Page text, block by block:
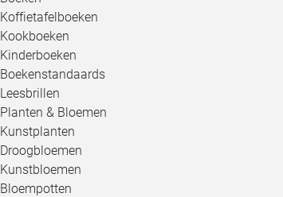
Koffietafelboeken
Kookboeken
Kinderboeken
Boekenstandaards
Leesbrillen
Planten & Bloemen
Kunstplanten
Droogbloemen
Kunstbloemen
Bloempotten